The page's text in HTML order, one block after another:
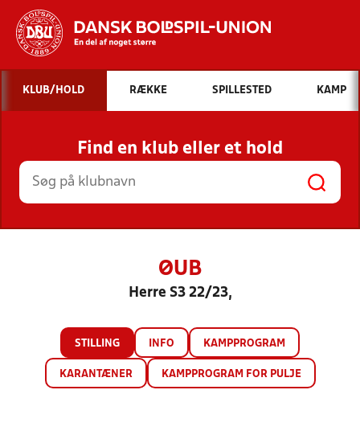
Hvad vil du søge efter?
INDHOLD OG NYHEDER
STILLINGER, RESULTATER, KLUBBER OG
HOLD
KLUB/HOLD RÆKKE SPILLESTED KAMP
Find en klub eller et hold
ØUB
Herre S3 22/23,
STILLING INFO KAMPPROGRAM
KARANTÆNER KAMPPROGRAM FOR PULJE